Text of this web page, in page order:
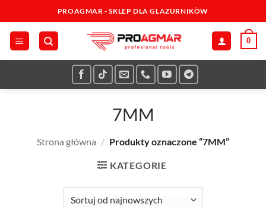
do
zawartości
PROAGMAR - SKLEP DLA GLAZURNIKÒW
0
7MM
Strona główna / Produkty oznaczone “7MM”
KATEGORIE